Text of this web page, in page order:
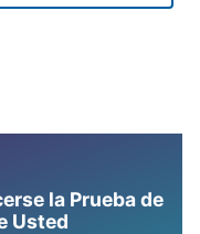
la Prueba de
Usted